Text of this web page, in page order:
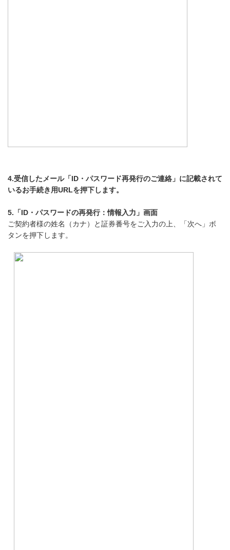
4.受信したメール「ID・パスワード再発行のご連絡」に記載されて
いるお手続き用URLを押下します。
5.「ID・パスワードの再発行：情報入力」画面
ご契約者様の姓名（カナ）と証券番号をご入力の上、「次へ」ボ
タンを押下します。